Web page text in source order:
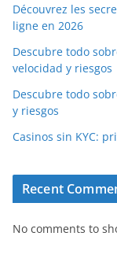
Découvrez les
ligne en 2026
Descubre todo
velocidad y riesgos
Descubre todo
y riesgos
Casinos sin KYC:
Recent
No comments to